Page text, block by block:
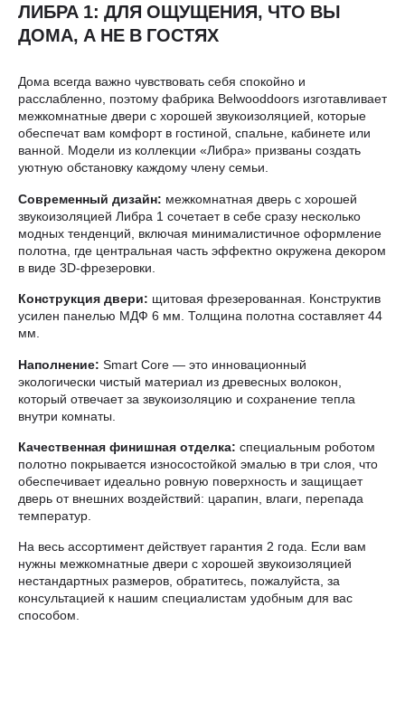
ЛИБРА 1: ДЛЯ ОЩУЩЕНИЯ, ЧТО ВЫ
ДОМА, А НЕ В ГОСТЯХ
Дома всегда важно чувствовать себя спокойно и
расслабленно, поэтому фабрика Belwooddoors изготавливает
межкомнатные двери с хорошей звукоизоляцией, которые
обеспечат вам комфорт в гостиной, спальне, кабинете или
ванной. Модели из коллекции «Либра» призваны создать
уютную обстановку каждому члену семьи.
Современный дизайн: межкомнатная дверь с хорошей
звукоизоляцией Либра 1 сочетает в себе сразу несколько
модных тенденций, включая минималистичное оформление
полотна, где центральная часть эффектно окружена декором
в виде 3D-фрезеровки.
Конструкция двери: щитовая фрезерованная. Конструктив
усилен панелью МДФ 6 мм. Толщина полотна составляет 44
мм.
Наполнение: Smart Core — это инновационный
экологически чистый материал из древесных волокон,
который отвечает за звукоизоляцию и сохранение тепла
внутри комнаты.
Качественная финишная отделка: специальным роботом
полотно покрывается износостойкой эмалью в три слоя, что
обеспечивает идеально ровную поверхность и защищает
дверь от внешних воздействий: царапин, влаги, перепада
температур.
На весь ассортимент действует гарантия 2 года. Если вам
нужны межкомнатные двери с хорошей звукоизоляцией
нестандартных размеров, обратитесь, пожалуйста, за
консультацией к нашим специалистам удобным для вас
способом.